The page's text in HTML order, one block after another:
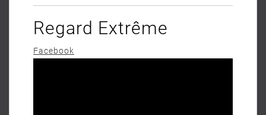
Regard Extrême
Facebook